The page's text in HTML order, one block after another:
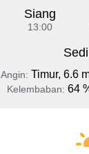
Siang
13:00
Angin: Timur, 6.6
Kelembaban: 64